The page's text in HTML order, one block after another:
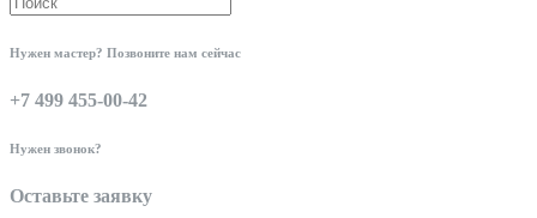
Нужен мастер? Позвоните нам сейчас
+7 499 455-00-42
Нужен звонок?
Оставьте заявку